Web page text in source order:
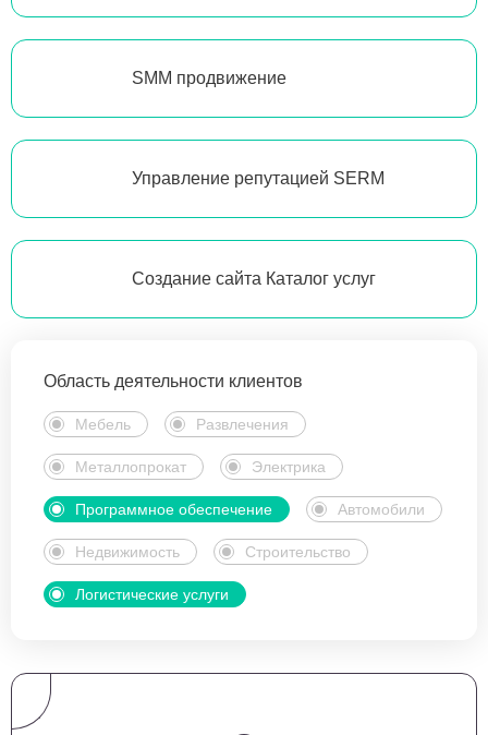
SMM продвижение
Управление репутацией SERM
Создание сайта Каталог услуг
Область деятельности клиентов
Мебель Развлечения
Металлопрокат Электрика
Программное обеспечение Автомобили
Недвижимость Строительство
Логистические услуги